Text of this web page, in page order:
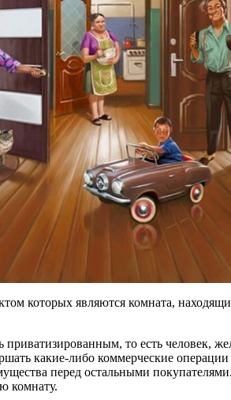
которых являются комната,
то есть человек,
какие-либо коммерческие
перед остальными
комнату.